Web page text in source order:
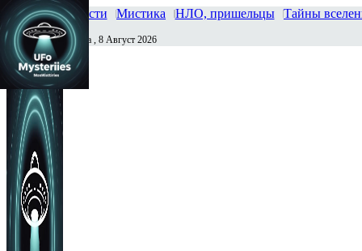
Главная Новости Мистика НЛО, пришельцы Тайны
Сегодня Суббота , 8 Август 2026